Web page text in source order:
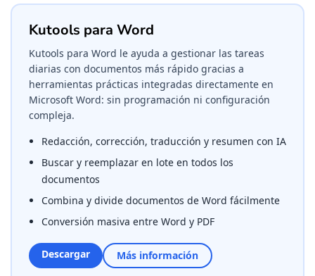
Kutools para Word
Kutools para Word le ayuda a gestionar las tareas
diarias con documentos más rápido gracias a
herramientas prácticas integradas directamente en
Microsoft Word: sin programación ni configuración
compleja.
Redacción, corrección, traducción y resumen con IA
Buscar y reemplazar en lote en todos los
documentos
Combina y divide documentos de Word fácilmente
Conversión masiva entre Word y PDF
Descargar Más información